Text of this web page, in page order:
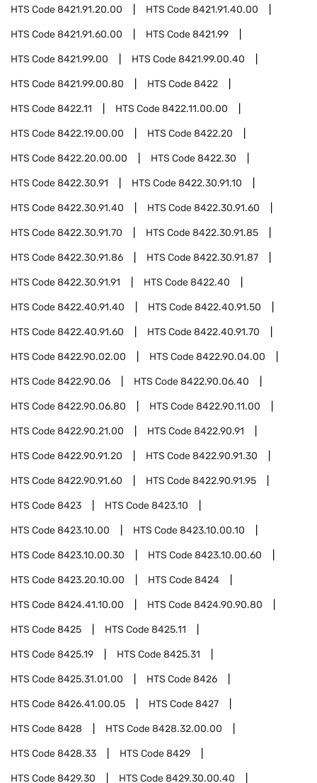
HTS Code8421.91.20.00 HTS Code8421.91.40.00
HTS Code8421.91.60.00 HTS Code8421.99
HTS Code8421.99.00 HTS Code8421.99.00.40
HTS Code8421.99.00.80 HTS Code8422
HTS Code8422.11 HTS Code8422.11.00.00
HTS Code8422.19.00.00 HTS Code8422.20
HTS Code8422.20.00.00 HTS Code8422.30
HTS Code8422.30.91 HTS Code8422.30.91.10
HTS Code8422.30.91.40 HTS Code8422.30.91.60
HTS Code8422.30.91.70 HTS Code8422.30.91.85
HTS Code8422.30.91.86 HTS Code8422.30.91.87
HTS Code8422.30.91.91 HTS Code8422.40
HTS Code8422.40.91.40 HTS Code8422.40.91.50
HTS Code8422.40.91.60 HTS Code8422.40.91.70
HTS Code8422.90.02.00 HTS Code8422.90.04.00
HTS Code8422.90.06 HTS Code8422.90.06.40
HTS Code8422.90.06.80 HTS Code8422.90.11.00
HTS Code8422.90.21.00 HTS Code8422.90.91
HTS Code8422.90.91.20 HTS Code8422.90.91.30
HTS Code8422.90.91.60 HTS Code8422.90.91.95
HTS Code8423 HTS Code8423.10
HTS Code8423.10.00 HTS Code8423.10.00.10
HTS Code8423.10.00.30 HTS Code8423.10.00.60
HTS Code8423.20.10.00 HTS Code8424
HTS Code8424.41.10.00 HTS Code8424.90.90.80
HTS Code8425 HTS Code8425.11
HTS Code8425.19 HTS Code8425.31
HTS Code8425.31.01.00 HTS Code8426
HTS Code8426.41.00.05 HTS Code8427
HTS Code8428 HTS Code8428.32.00.00
HTS Code8428.33 HTS Code8429
HTS Code8429.30 HTS Code8429.30.00.40